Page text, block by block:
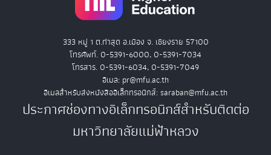
333 หมู่ 1 ต.ท่าสุด อ.เมือง จ. เชียงราย 57100
โทรศัพท์. 0-5391-6000, 0-5391-7034
โทรสาร. 0-5391-6034, 0-5391-7049
อีเมล: pr@mfu.ac.th
อีเมลสำหรับส่งหนังสืออิเล็กทรอนิกส์: saraban@mfu.ac.th
ประกาศช่องทางอิเล็กทรอนิกส์สำหรับติดต่อ
มหาวิทยาลัยแม่ฟ้าหลวง